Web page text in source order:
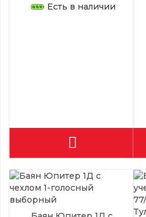
Есть в наличии